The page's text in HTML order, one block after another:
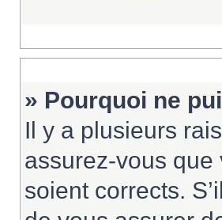
» Pourquoi ne
Il y a plusieurs
assurez-vous que
soient corrects.